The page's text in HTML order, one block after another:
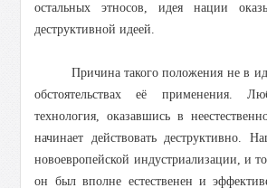
остальных этносов, идея нации
деструктивной идеей.
Причина такого положения не в
обстоятельствах её применения.
технология, оказавшись в
начинает действовать деструктивно.
новоевропейской индустриализации, и
он был вполне естественен и